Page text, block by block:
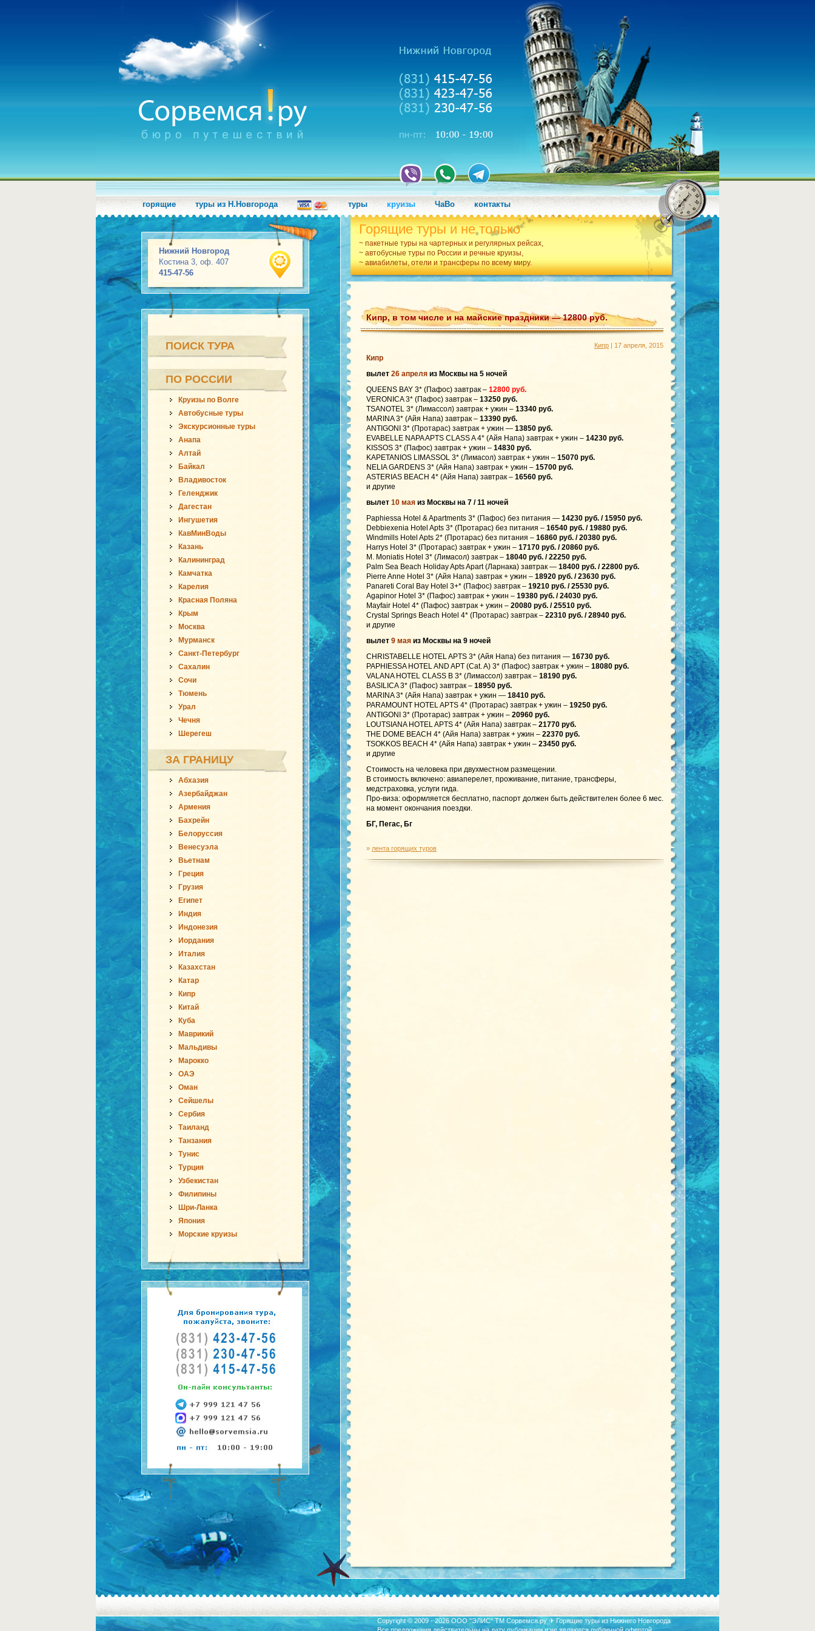
горящие туры из Н.Новгорода туры круизы ЧаВо контакты
Нижний Новгород
Костина 3, оф. 407
415-47-56
Горящие туры и не только
~ пакетные туры на чартерных и регулярных рейсах,
~ автобусные туры по России и речные круизы,
~ авиабилеты, отели и трансферы по всему миру.
ПОИСК ТУРА
ПО РОССИИ
Круизы по Волге
Автобусные туры
Экскурсионные туры
Анапа
Алтай
Байкал
Владивосток
Геленджик
Дагестан
Ингушетия
КавМинВоды
Казань
Калининград
Камчатка
Карелия
Красная Поляна
Крым
Москва
Мурманск
Санкт-Петербург
Сахалин
Сочи
Тюмень
Урал
Чечня
Шерегеш
ЗА ГРАНИЦУ
Абхазия
Азербайджан
Армения
Бахрейн
Белоруссия
Венесуэла
Вьетнам
Греция
Грузия
Египет
Индия
Индонезия
Иордания
Италия
Казахстан
Катар
Кипр
Китай
Куба
Маврикий
Мальдивы
Марокко
ОАЭ
Оман
Сейшелы
Сербия
Таиланд
Танзания
Тунис
Турция
Узбекистан
Филипины
Шри-Ланка
Япония
Морские круизы
Кипр, в том числе и на майские праздники — 12800 руб.
Кипр | 17 апреля, 2015
Кипр
вылет 26 апреля из Москвы на 5 ночей
QUEENS BAY 3* (Пафос) завтрак – 12800 руб.
VERONICA 3* (Пафос) завтрак – 13250 руб.
TSANOTEL 3* (Лимассол) завтрак + ужин – 13340 руб.
MARINA 3* (Айя Напа) завтрак – 13390 руб.
ANTIGONI 3* (Протарас) завтрак + ужин — 13850 руб.
EVABELLE NAPA APTS CLASS A 4* (Айя Напа) завтрак + ужин – 14230 руб.
KISSOS 3* (Пафос) завтрак + ужин – 14830 руб.
KAPETANIOS LIMASSOL 3* (Лимасол) завтрак + ужин – 15070 руб.
NELIA GARDENS 3* (Айя Напа) завтрак + ужин – 15700 руб.
ASTERIAS BEACH 4* (Айя Напа) завтрак – 16560 руб.
и другие
вылет 10 мая из Москвы на 7 / 11 ночей
Paphiessa Hotel & Apartments 3* (Пафос) без питания — 14230 руб. / 15950 руб.
Debbiexenia Hotel Apts 3* (Протарас) без питания – 16540 руб. / 19880 руб.
Windmills Hotel Apts 2* (Протарас) без питания – 16860 руб. / 20380 руб.
Harrys Hotel 3* (Протарас) завтрак + ужин – 17170 руб. / 20860 руб.
M. Moniatis Hotel 3* (Лимасол) завтрак – 18040 руб. / 22250 руб.
Palm Sea Beach Holiday Apts Apart (Ларнака) завтрак — 18400 руб. / 22800 руб.
Pierre Anne Hotel 3* (Айя Напа) завтрак + ужин – 18920 руб. / 23630 руб.
Panareti Coral Bay Hotel 3+* (Пафос) завтрак – 19210 руб. / 25530 руб.
Agapinor Hotel 3* (Пафос) завтрак + ужин – 19380 руб. / 24030 руб.
Mayfair Hotel 4* (Пафос) завтрак + ужин – 20080 руб. / 25510 руб.
Crystal Springs Beach Hotel 4* (Протарас) завтрак – 22310 руб. / 28940 руб.
и другие
вылет 9 мая из Москвы на 9 ночей
CHRISTABELLE HOTEL APTS 3* (Айя Напа) без питания — 16730 руб.
PAPHIESSA HOTEL AND APT (Cat. A) 3* (Пафос) завтрак + ужин – 18080 руб.
VALANA HOTEL CLASS B 3* (Лимассол) завтрак – 18190 руб.
BASILICA 3* (Пафос) завтрак – 18950 руб.
MARINA 3* (Айя Напа) завтрак + ужин — 18410 руб.
PARAMOUNT HOTEL APTS 4* (Протарас) завтрак + ужин – 19250 руб.
ANTIGONI 3* (Протарас) завтрак + ужин – 20960 руб.
LOUTSIANA HOTEL APTS 4* (Айя Напа) завтрак – 21770 руб.
THE DOME BEACH 4* (Айя Напа) завтрак + ужин – 22370 руб.
TSOKKOS BEACH 4* (Айя Напа) завтрак + ужин – 23450 руб.
и другие
Стоимость на человека при двухместном размещении.
В стоимость включено: авиаперелет, проживание, питание, трансферы,
медстраховка, услуги гида.
Про-виза: оформляется бесплатно, паспорт должен быть действителен более 6 мес.
на момент окончания поездки.
БГ, Пегас, Бг
» лента горящих туров
Copyright © 2009 - 2026 ООО "ЭЛИС" ТМ Сорвемся.ру ✈ Горящие туры из Нижнего Новгорода